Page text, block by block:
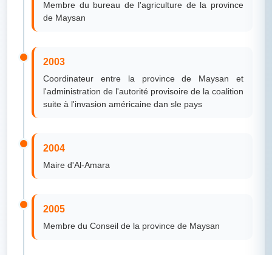
Membre du bureau de l'agriculture de la province
de Maysan
2003
Coordinateur entre la province de Maysan et
l'administration de l'autorité provisoire de la coalition
suite à l'invasion américaine dan sle pays
2004
Maire d'Al-Amara
2005
Membre du Conseil de la province de Maysan